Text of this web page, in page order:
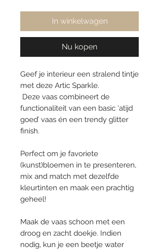
In winkelwagen
Nu kopen
Geef je interieur een stralend tintje
met deze Artic Sparkle.
Deze vaas combineert de
functionaliteit van een basic ‘atijd
goed’ vaas én een trendy glitter
finish.
Perfect om je favoriete
(kunst)bloemen in te presenteren,
mix and match met dezelfde
kleurtinten en maak een prachtig
geheel!
Maak de vaas schoon met een
droog en zacht doekje. Indien
nodig, kun je een beetje water